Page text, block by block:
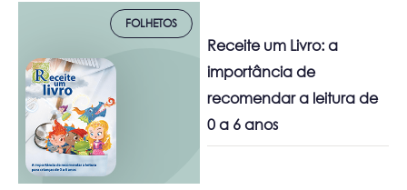
FOLHETOS
Receite um Livro: a
importância de
recomendar a leitura de
0 a 6 anos